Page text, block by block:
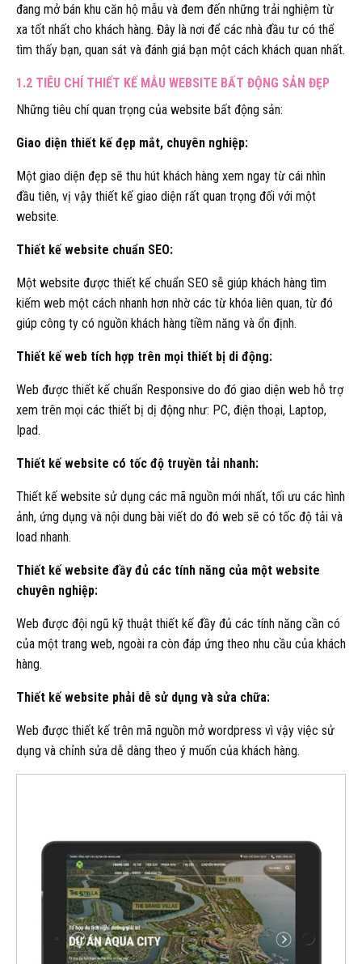
đang mở bán khu căn hộ mẫu và đem đến những trải nghiệm từ
xa tốt nhất cho khách hàng. Đây là nơi để các nhà đầu tư có thể
tìm thấy bạn, quan sát và đánh giá bạn một cách khách quan nhất.
1.2 TIÊU CHÍ THIẾT KẾ MẪU WEBSITE BẤT ĐỘNG SẢN ĐẸP
Những tiêu chí quan trọng của website bất động sản:
Giao diện thiết kế đẹp mắt, chuyên nghiệp:
Một giao diện đẹp sẽ thu hút khách hàng xem ngay từ cái nhìn
đầu tiên, vị vậy thiết kế giao diện rất quan trọng đối với một
website.
Thiết kế website chuẩn SEO:
Một website được thiết kế chuẩn SEO sễ giúp khách hàng tìm
kiếm web một cách nhanh hơn nhờ các từ khóa liên quan, từ đó
giúp công ty có nguồn khách hàng tiềm năng và ổn định.
Thiết kế web tích hợp trên mọi thiết bị di động:
Web được thiết kế chuẩn Responsive do đó giao diện web hỗ trợ
xem trên mọi các thiết bị dị động như: PC, điện thoại, Laptop,
Ipad.
Thiết kế website có tốc độ truyền tải nhanh:
Thiết kế website sử dụng các mã nguồn mới nhất, tối ưu các hình
ảnh, ứng dụng và nội dung bài viết do đó web sẽ có tốc độ tải và
load nhanh.
Thiết kế website đầy đủ các tính năng của một website
chuyên nghiệp:
Web được đội ngũ kỹ thuật thiết kế đầy đủ các tính năng cần có
của một trang web, ngoài ra còn đáp ứng theo nhu cầu của khách
hàng.
Thiết kế website phải dễ sử dụng và sửa chữa:
Web được thiết kế trên mã nguồn mở wordpress vì vậy việc sử
dụng và chỉnh sửa dễ dàng theo ý muốn của khách hàng.